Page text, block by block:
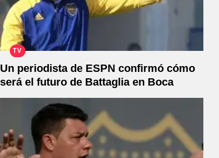
TV
Un periodista de ESPN confirmó cómo
será el futuro de Battaglia en Boca